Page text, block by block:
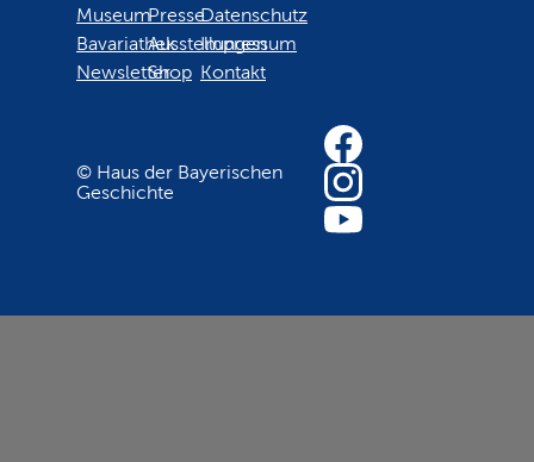
Museum
Bavariathek
Newsletter
Presse
Ausstellungen
Shop
Datenschutz
Impressum
Kontakt
© Haus der Bayerischen
Geschichte